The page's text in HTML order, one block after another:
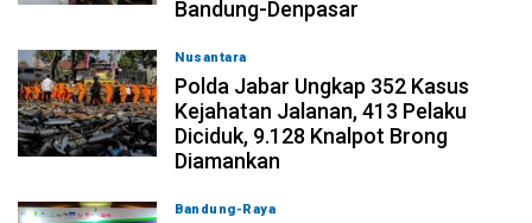
Bandung-Denpasar
Nusantara
Polda Jabar Ungkap 352 Kasus
Kejahatan Jalanan, 413 Pelaku
Diciduk, 9.128 Knalpot Brong
Diamankan
Bandung-Raya